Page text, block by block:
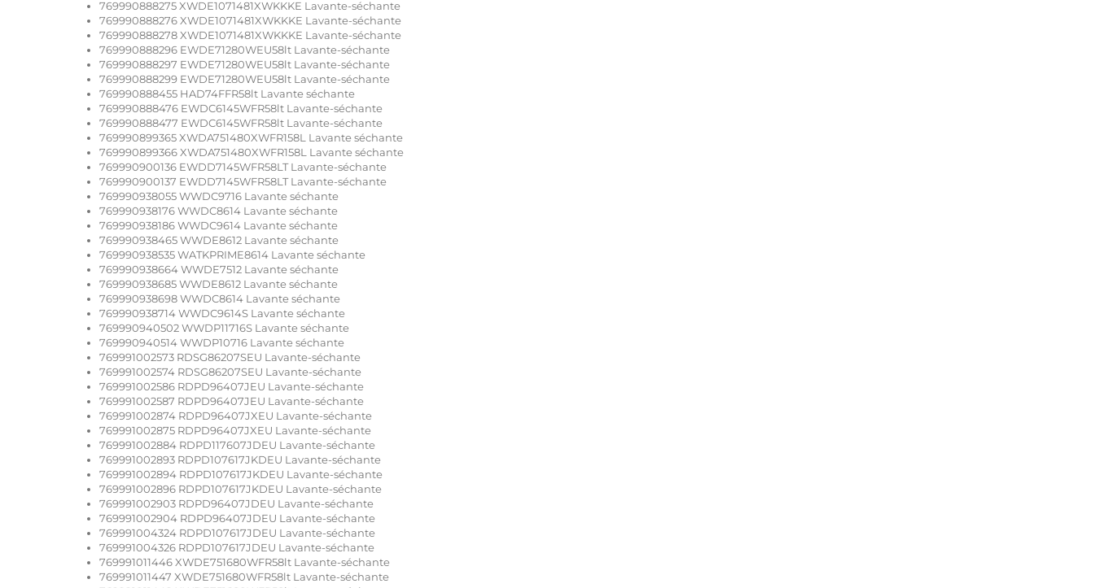
769990888275 XWDE1071481XWKKKE Lavante-séchante
769990888276 XWDE1071481XWKKKE Lavante-séchante
769990888278 XWDE1071481XWKKKE Lavante-séchante
769990888296 EWDE71280WEU58lt Lavante-séchante
769990888297 EWDE71280WEU58lt Lavante-séchante
769990888299 EWDE71280WEU58lt Lavante-séchante
769990888455 HAD74FFR58lt Lavante séchante
769990888476 EWDC6145WFR58lt Lavante-séchante
769990888477 EWDC6145WFR58lt Lavante-séchante
769990899365 XWDA751480XWFR158L Lavante séchante
769990899366 XWDA751480XWFR158L Lavante séchante
769990900136 EWDD7145WFR58LT Lavante-séchante
769990900137 EWDD7145WFR58LT Lavante-séchante
769990938055 WWDC9716 Lavante séchante
769990938176 WWDC8614 Lavante séchante
769990938186 WWDC9614 Lavante séchante
769990938465 WWDE8612 Lavante séchante
769990938535 WATKPRIME8614 Lavante séchante
769990938664 WWDE7512 Lavante séchante
769990938685 WWDE8612 Lavante séchante
769990938698 WWDC8614 Lavante séchante
769990938714 WWDC9614S Lavante séchante
769990940502 WWDP11716S Lavante séchante
769990940514 WWDP10716 Lavante séchante
769991002573 RDSG86207SEU Lavante-séchante
769991002574 RDSG86207SEU Lavante-séchante
769991002586 RDPD96407JEU Lavante-séchante
769991002587 RDPD96407JEU Lavante-séchante
769991002874 RDPD96407JXEU Lavante-séchante
769991002875 RDPD96407JXEU Lavante-séchante
769991002884 RDPD117607JDEU Lavante-séchante
769991002893 RDPD107617JKDEU Lavante-séchante
769991002894 RDPD107617JKDEU Lavante-séchante
769991002896 RDPD107617JKDEU Lavante-séchante
769991002903 RDPD96407JDEU Lavante-séchante
769991002904 RDPD96407JDEU Lavante-séchante
769991004324 RDPD107617JDEU Lavante-séchante
769991004326 RDPD107617JDEU Lavante-séchante
769991011446 XWDE751680WFR58lt Lavante-séchante
769991011447 XWDE751680WFR58lt Lavante-séchante